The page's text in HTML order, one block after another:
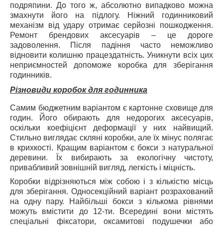
подряпини. До того ж, абсолютно випадково можна
змахнути його на підлогу. Ніжний годинниковий
механізм від удару отримає серйозні пошкодження.
Ремонт брендових аксесуарів – це дороге
задоволення. Після падіння часто неможливо
відновити колишню працездатність. Уникнути всіх цих
неприємностей допоможе коробка для зберігання
годинників.
Різновиди коробок для годинника
Самим бюджетним варіантом є картонне сховище для
годин. Його обирають для недорогих аксесуарів,
оскільки коефіцієнт деформації у них найвищий.
Стильно виглядає скляні коробки, але їх мінус полягає
в крихкості. Кращим варіантом є бокси з натуральної
деревини. Їх вибирають за екологічну чистоту,
привабливий зовнішній вигляд, легкість і міцність.
Коробки відрізняються між собою і з кількістю місць
для зберігання. Односекційний варіант розрахований
на одну пару. Найбільші бокси з кількома рівнями
можуть вмістити до 12-ти. Всередині вони містять
спеціальні фіксатори, оксамитові подушечки або